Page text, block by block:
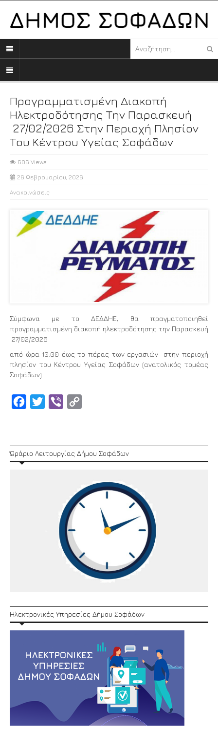
Προγραμματισμένη Διακοπή
Ηλεκτροδότησης Την Παρασκευή
27/02/2026 Στην Περιοχή Πλησίον
Του Κέντρου Υγείας Σοφάδων
606 Views
26 Φεβρουαρίου, 2026
Ανακοινώσεις
Σύμφωνα με το ΔΕΔΔΗΕ, θα πραγματοποιηθεί
προγραμματισμένη διακοπή ηλεκτροδότησης την Παρασκευή
27/02/2026
από ώρα 10:00 έως το πέρας των εργασιών στην περιοχή
πλησίον του Κέντρου Υγείας Σοφάδων (ανατολικός τομέας
Σοφάδων).
Facebook
Twitter Viber
Ώράριο Λειτουργίας Δήμου Σοφάδων
Ηλεκτρονικές Υπηρεσίες Δήμου Σοφάδων